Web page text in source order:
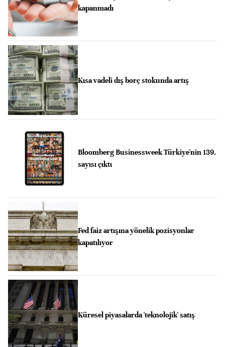
kapanmadı
Kısa vadeli dış borç stokunda artış
Bloomberg Businessweek Türkiye'nin 139.
sayısı çıktı
Fed faiz artışına yönelik pozisyonlar
kapatılıyor
Küresel piyasalarda 'teknolojik' satış